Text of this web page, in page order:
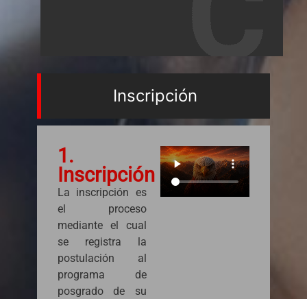
Inscripción
1.
Inscripción
La inscripción es
el proceso
mediante el cual
se registra la
postulación al
programa de
posgrado de su